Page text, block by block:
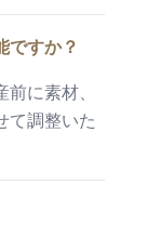
ですか？
に素材、
て調整いた